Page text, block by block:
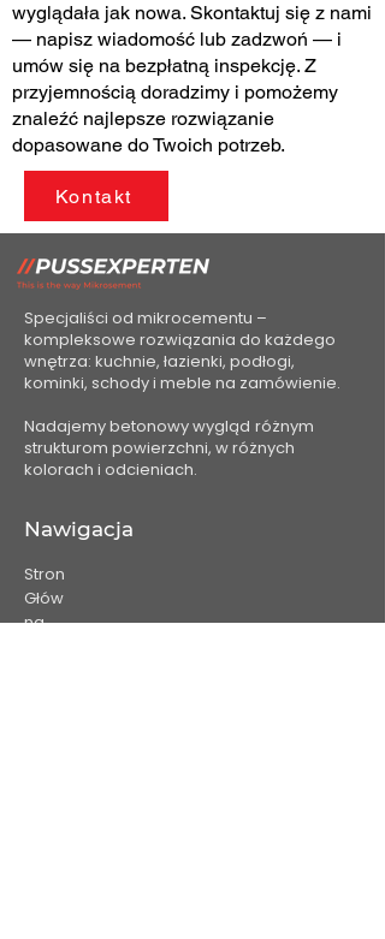
wyglądała jak nowa. Skontaktuj się z nami
— napisz wiadomość lub zadzwoń — i
umów się na bezpłatną inspekcję. Z
przyjemnością doradzimy i pomożemy
znaleźć najlepsze rozwiązanie
dopasowane do Twoich potrzeb.
Kontakt
Specjaliści od mikrocementu –
kompleksowe rozwiązania do każdego
wnętrza: kuchnie, łazienki, podłogi,
kominki, schody i meble na zamówienie.
Nadajemy betonowy wygląd różnym
strukturom powierzchni, w różnych
kolorach i odcieniach.
Nawigacja
Stron
Głów
na